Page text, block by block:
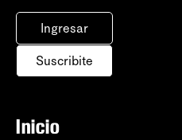
Ingresar
Suscribite
Inicio